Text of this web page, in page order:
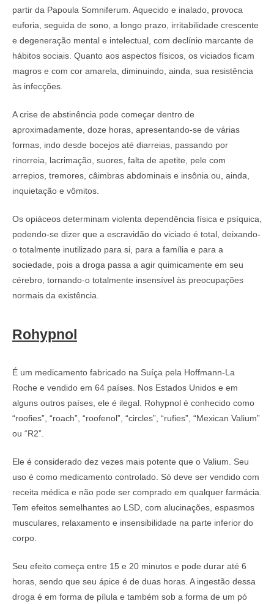
partir da Papoula Somniferum. Aquecido e inalado, provoca
euforia, seguida de sono, a longo prazo, irritabilidade crescente
e degeneração mental e intelectual, com declínio marcante de
hábitos sociais. Quanto aos aspectos físicos, os viciados ficam
magros e com cor amarela, diminuindo, ainda, sua resistência
às infecções.
A crise de abstinência pode começar dentro de
aproximadamente, doze horas, apresentando-se de várias
formas, indo desde bocejos até diarreias, passando por
rinorreia, lacrimação, suores, falta de apetite, pele com
arrepios, tremores, câimbras abdominais e insônia ou, ainda,
inquietação e vômitos.
Os opiáceos determinam violenta dependência física e psíquica,
podendo-se dizer que a escravidão do viciado é total, deixando-
o totalmente inutilizado para si, para a família e para a
sociedade, pois a droga passa a agir quimicamente em seu
cérebro, tornando-o totalmente insensível às preocupações
normais da existência.
Rohypnol
É um medicamento fabricado na Suíça pela Hoffmann-La
Roche e vendido em 64 países. Nos Estados Unidos e em
alguns outros países, ele é ilegal. Rohypnol é conhecido como
“roofies”, “roach”, “roofenol”, “circles”, “rufies”, “Mexican Valium”
ou “R2”.
Ele é considerado dez vezes mais potente que o Valium. Seu
uso é como medicamento controlado. Só deve ser vendido com
receita médica e não pode ser comprado em qualquer farmácia.
Tem efeitos semelhantes ao LSD, com alucinações, espasmos
musculares, relaxamento e insensibilidade na parte inferior do
corpo.
Seu efeito começa entre 15 e 20 minutos e pode durar até 6
horas, sendo que seu ápice é de duas horas. A ingestão dessa
droga é em forma de pílula e também sob a forma de um pó